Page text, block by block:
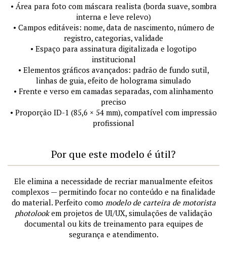
• Área para foto com máscara realista (borda suave, sombra
interna e leve relevo)
• Campos editáveis: nome, data de nascimento, número de
registro, categorias, validade
• Espaço para assinatura digitalizada e logotipo
institucional
• Elementos gráficos avançados: padrão de fundo sutil,
linhas de guia, efeito de holograma simulado
• Frente e verso em camadas separadas, com alinhamento
preciso
• Proporção ID-1 (85,6 × 54 mm), compatível com impressão
profissional
Por que este modelo é útil?
Ele elimina a necessidade de recriar manualmente efeitos
complexos — permitindo focar no conteúdo e na finalidade
do material. Perfeito como modelo de carteira de motorista
photolookem projetos de UI/UX, simulações de validação
documental ou kits de treinamento para equipes de
segurança e atendimento.